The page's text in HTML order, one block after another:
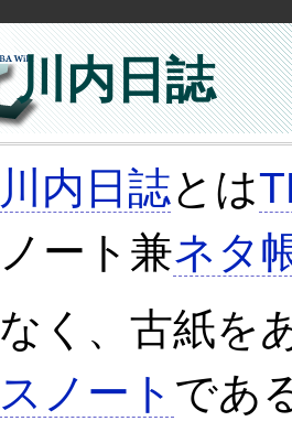
川内日誌
川内日誌とは
ノート兼ネタ
なく、古紙を
スノート であ